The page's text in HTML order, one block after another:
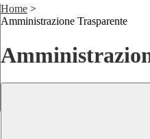
Home >
Amministrazione Trasparente